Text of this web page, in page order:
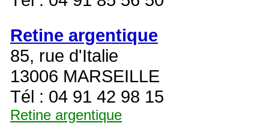
Retine argentique
85, rue d'Italie
13006 MARSEILLE
Tél : 04 91 42 98 15
Retine argentique